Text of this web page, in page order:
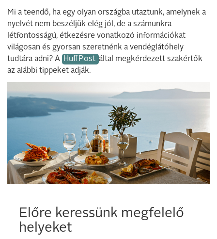
Mi a teendő, ha egy olyan országba utaztunk, amelynek a
nyelvét nem beszéljük elég jól, de a számunkra
létfontosságú, étkezésre vonatkozó információkat
világosan és gyorsan szeretnénk a vendéglátóhely
tudtára adni? A HuffPost által megkérdezett szakértők
az alábbi tippeket adják.
Előre keressünk megfelelő
helyeket